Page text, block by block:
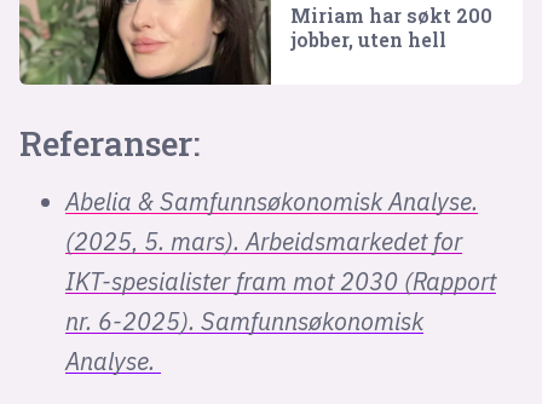
Miriam har søkt 200
jobber, uten hell
Referanser:
Abelia & Samfunnsøkonomisk Analyse.
(2025, 5. mars). Arbeidsmarkedet for
IKT-spesialister fram mot 2030 (Rapport
nr. 6-2025). Samfunnsøkonomisk
Analyse.